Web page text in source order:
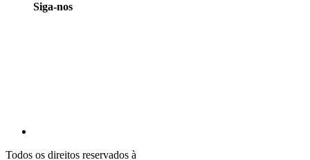
Siga-nos
Todos os direitos reservados à